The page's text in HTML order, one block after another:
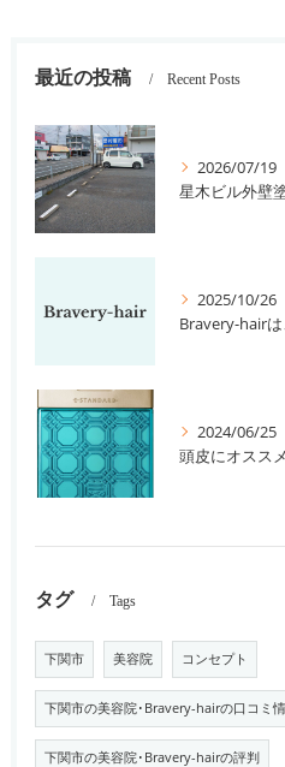
最近の投稿 Recent Posts
2026/07/19
2025/10/26
Bravery-hairは
2024/06/25
タグ Tags
下関市 美容院 コンセプト
下関市の美容院･Bravery-hairの口コミ
下関市の美容院･Bravery-hairの評判